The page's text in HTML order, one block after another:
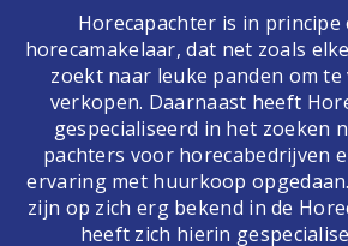
Horecapachter is in principe
horecamakelaar, dat net zoals
zoekt naar leuke panden om
verkopen. Daarnaast heeft
gespecialiseerd in het zoeken
pachters voor horecabedrijven
ervaring met huurkoop
zijn op zich erg bekend in de
heeft zich hierin